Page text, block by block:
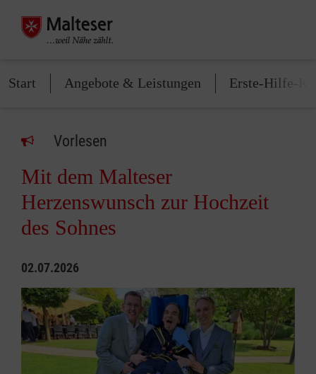
Start Angebote & Leistungen Erste-Hilfe-
Vorlesen
Mit dem Malteser
Herzenswunsch zur Hochzeit
des Sohnes
02.07.2026